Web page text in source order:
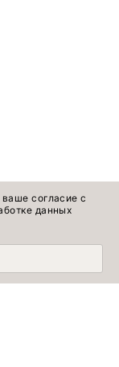
согласие с
данных